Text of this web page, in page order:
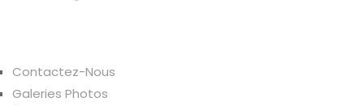
Contactez-Nous
Galeries Photos